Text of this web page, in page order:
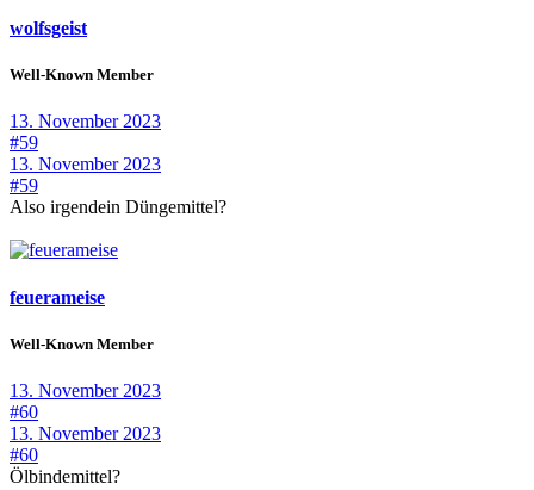
wolfsgeist
Well-Known Member
13. November 2023
#59
13. November 2023
#59
Also irgendein Düngemittel?
feuerameise
Well-Known Member
13. November 2023
#60
13. November 2023
#60
Ölbindemittel?